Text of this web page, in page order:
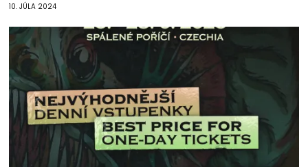
10. JÚLA 2024